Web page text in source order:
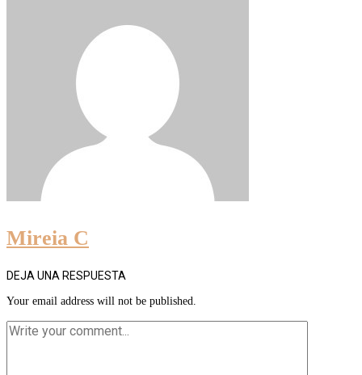
Mireia C
DEJA UNA RESPUESTA
Your email address will not be published.